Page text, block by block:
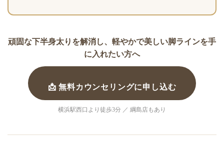
頑固な下半身太りを解消し、軽やかで美しい脚ラインを手
に入れたい方へ
📩 無料カウンセリングに申し込む
横浜駅西口より徒歩3分 ／ 綱島店もあり